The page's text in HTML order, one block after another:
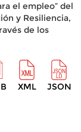
el empleo” del
y Resiliencia,
de los
XML JSON